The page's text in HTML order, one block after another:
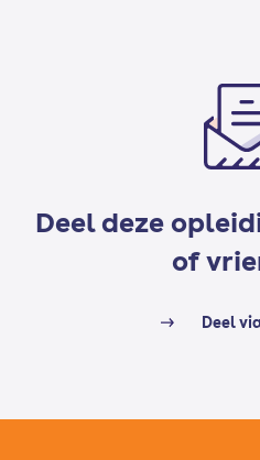
Deel deze
of
Deel